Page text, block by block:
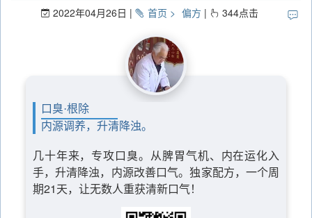
2022年04月26日 首页 偏方 344点击
口臭·根除
内源调养，升清降浊。
几十年来，专攻口臭。从脾胃气机、内在运化入
手，升清降浊，内源改善口气。独家配方，一个周
期21天，让无数人重获清新口气！